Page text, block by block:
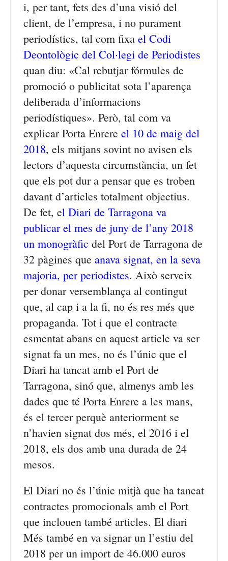
i, per tant, fets des d’una visió del
client, de l’empresa, i no purament
periodístics, tal com fixa el Codi
Deontològic del Col·legi de Periodistes
quan diu: «Cal rebutjar fórmules de
promoció o publicitat sota l’aparença
deliberada d’informacions
periodístiques». Però, tal com va
explicar Porta Enrere el 10 de maig del
2018, els mitjans sovint no avisen els
lectors d’aquesta circumstància, un fet
que els pot dur a pensar que es troben
davant d’articles totalment objectius.
De fet, el Diari de Tarragona va
publicar el mes de juny de l’any 2018
un monogràfic del Port de Tarragona de
32 pàgines que anava signat, en la seva
majoria, per periodistes. Això serveix
per donar versemblança al contingut
que, al cap i a la fi, no és res més que
propaganda. Tot i que el contracte
esmentat abans en aquest article va ser
signat fa un mes, no és l’únic que el
Diari ha tancat amb el Port de
Tarragona, sinó que, almenys amb les
dades que té Porta Enrere a les mans,
és el tercer perquè anteriorment se
n’havien signat dos més, el 2016 i el
2018, els dos amb una durada de 24
mesos.
El Diari no és l’únic mitjà que ha tancat
contractes promocionals amb el Port
que inclouen també articles. El diari
Més també en va signar un l’estiu del
2018 per un import de 46.000 euros